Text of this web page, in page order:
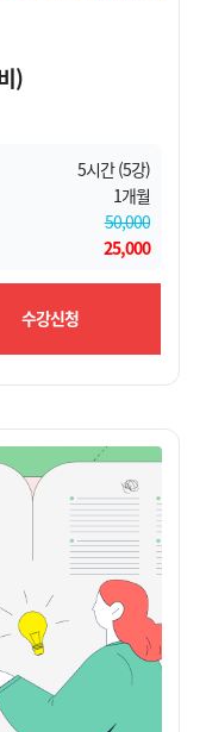
)
5시간 (5강)
1개월
50,000
25,000
수강신청